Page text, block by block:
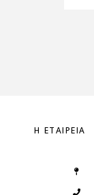
Η ΕΤΑΙΡΕΊΑ